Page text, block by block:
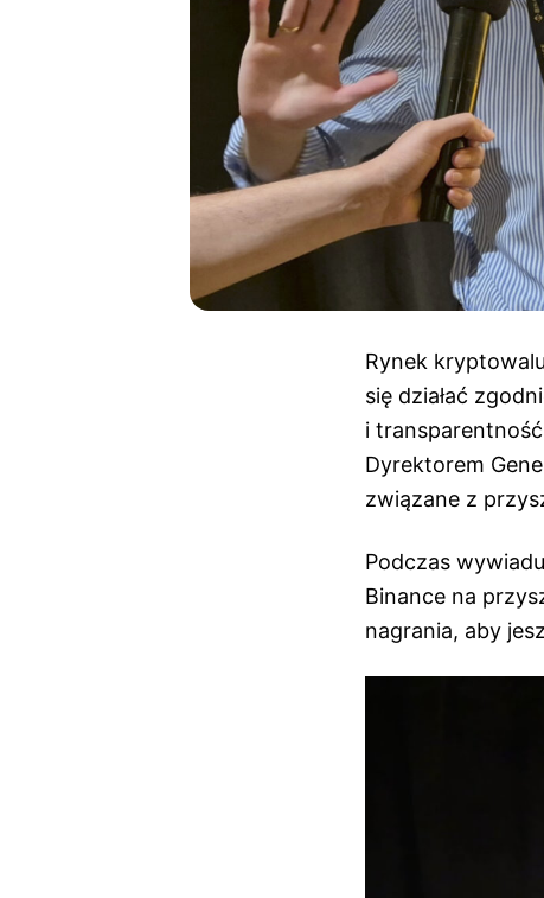
Rynek
się działać
i
Dyrektorem
związane z
Podczas
Binance na
nagrania, aby